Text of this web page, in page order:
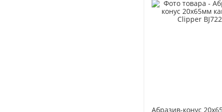
Абразив-конус